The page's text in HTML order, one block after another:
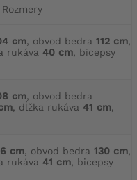
Rozmery
cm, obvod bedra 112 cm,
rukáva 40 cm, bicepsy
cm, obvod bedra
, dĺžka rukáva 41 cm,
cm, obvod bedra 130 cm,
rukáva 41 cm, bicepsy